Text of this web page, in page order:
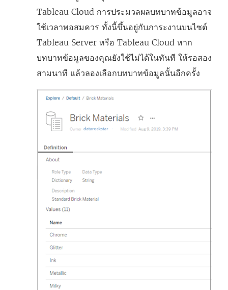
Tableau Cloud การประมวลผลบทบาทข้อมูลอาจ
ใช้เวลาพอสมควร ทั้งนี้ขึ้นอยู่กับภาระงานบนไซต์
Tableau Server หรือ Tableau Cloud หาก
บทบาทข้อมูลของคุณยังใช้ไม่ได้ในทันที ให้รอสอง
สามนาที แล้วลองเลือกบทบาทข้อมูลนั้นอีกครั้ง